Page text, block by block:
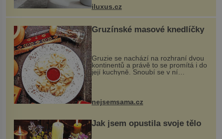
dnes umož...
iluxus.cz
Gruzínské masové knedlíčky
Gruzie se nachází na rozhraní dvou
kontinentů a právě to se promítá i do
její kuchyně. Snoubí se v ní
evropské a asijské chutě a díky tomu
pokrmy, které rozhodně st...
nejsemsama.cz
Jak jsem opustila svoje tělo